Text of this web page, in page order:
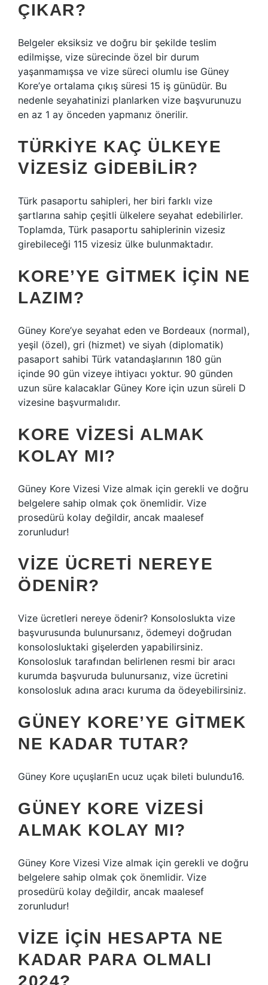
ÇIKAR?
Belgeler eksiksiz ve doğru bir şekilde teslim
edilmişse, vize sürecinde özel bir durum
yaşanmamışsa ve vize süreci olumlu ise Güney
Kore’ye ortalama çıkış süresi 15 iş günüdür. Bu
nedenle seyahatinizi planlarken vize başvurunuzu
en az 1 ay önceden yapmanız önerilir.
TÜRKIYE KAÇ ÜLKEYE
VIZESIZ GIDEBILIR?
Türk pasaportu sahipleri, her biri farklı vize
şartlarına sahip çeşitli ülkelere seyahat edebilirler.
Toplamda, Türk pasaportu sahiplerinin vizesiz
girebileceği 115 vizesiz ülke bulunmaktadır.
KORE’YE GITMEK IÇIN NE
LAZIM?
Güney Kore’ye seyahat eden ve Bordeaux (normal),
yeşil (özel), gri (hizmet) ve siyah (diplomatik)
pasaport sahibi Türk vatandaşlarının 180 gün
içinde 90 gün vizeye ihtiyacı yoktur. 90 günden
uzun süre kalacaklar Güney Kore için uzun süreli D
vizesine başvurmalıdır.
KORE VIZESI ALMAK
KOLAY MI?
Güney Kore Vizesi Vize almak için gerekli ve doğru
belgelere sahip olmak çok önemlidir. Vize
prosedürü kolay değildir, ancak maalesef
zorunludur!
VIZE ÜCRETI NEREYE
ÖDENIR?
Vize ücretleri nereye ödenir? Konsoloslukta vize
başvurusunda bulunursanız, ödemeyi doğrudan
konsolosluktaki gişelerden yapabilirsiniz.
Konsolosluk tarafından belirlenen resmi bir aracı
kurumda başvuruda bulunursanız, vize ücretini
konsolosluk adına aracı kuruma da ödeyebilirsiniz.
GÜNEY KORE’YE GITMEK
NE KADAR TUTAR?
Güney Kore uçuşlarıEn ucuz uçak bileti bulundu16.
GÜNEY KORE VIZESI
ALMAK KOLAY MI?
Güney Kore Vizesi Vize almak için gerekli ve doğru
belgelere sahip olmak çok önemlidir. Vize
prosedürü kolay değildir, ancak maalesef
zorunludur!
VIZE IÇIN HESAPTA NE
KADAR PARA OLMALI
2024?